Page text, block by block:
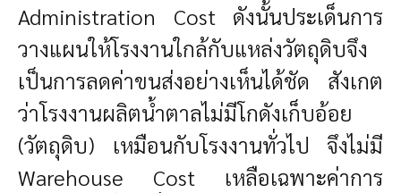
Administration Cost ดังนั้นประเด็นการ
วางแผนให้โรงงานใกล้กับแหล่งวัตถุดิบจึง
เป็นการลดค่าขนส่งอย่างเห็นได้ชัด สังเกต
ว่าโรงงานผลิตน้ำตาลไม่มีโกดังเก็บอ้อย
(วัตถุดิบ) เหมือนกับโรงงานทั่วไป จึงไม่มี
Warehouse Cost เหลือเฉพาะค่าการ